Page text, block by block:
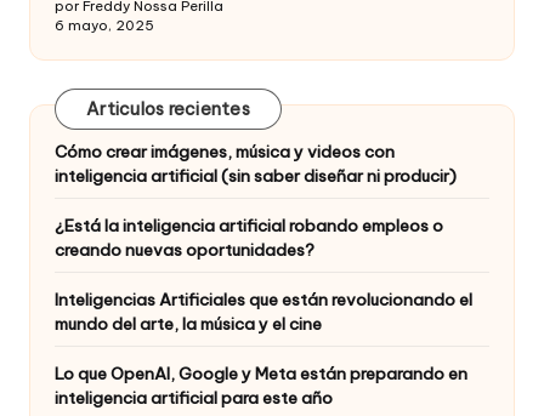
por Freddy Nossa Perilla
6 mayo, 2025
Articulos recientes
Cómo crear imágenes, música y videos con
inteligencia artificial (sin saber diseñar ni producir)
¿Está la inteligencia artificial robando empleos o
creando nuevas oportunidades?
Inteligencias Artificiales que están revolucionando el
mundo del arte, la música y el cine
Lo que OpenAI, Google y Meta están preparando en
inteligencia artificial para este año